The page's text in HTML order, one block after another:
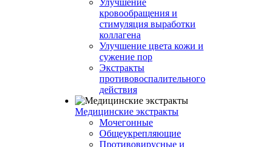
Улучшение
кровообращения и
стимуляция выработки
коллагена
Улучшение цвета кожи и
сужение пор
Экстракты
противовоспалительного
действия
Медицинские экстракты
Мочегонные
Общеукрепляющие
Противовирусные и